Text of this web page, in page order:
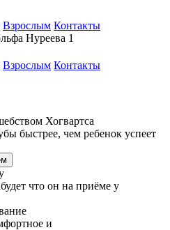
Взрослым Контакты
Нуреева 1
Взрослым Контакты
Хогвартса
быстрее, чем ребенок успеет
что он на приёме у
и